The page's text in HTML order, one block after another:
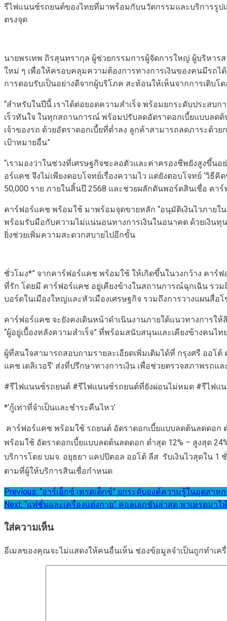
รีไฟแนนซ์รถยนต์ของไทยที่มาพร้อมกับนวัตกรรมและบริการรูป
ตรงจุด
นายพรเทพ ถิรสุนทรากุล ผู้ช่วยกรรมการผู้จัดการใหญ่ ผู้บริหา
ใหม่ ๆ เพื่อให้ครอบคลุมความต้องการทางการเงินของคนมีรถไ
การตอบรับเป็นอย่างดีจากผู้บริโภค สะท้อนให้เห็นจากการเติบโ
“สำหรับในปีนี้ เราได้ต่อยอดความสำเร็จ พร้อมยกระดับประสบ
เร็วทันใจ ในทุกสถานการณ์ พร้อมปรับลดอัตราดอกเบี้ยแบบลด
เจ้าของรถ ด้วยอัตราดอกเบี้ยที่ต่ำลง ลูกค้าสามารถลดภาระด้ว
เป้าหมายอื่น”
“เรามองว่าในช่วงที่เศรษฐกิจชะลอตัวและค่าครองชีพยังสูงขึ้นอ
อร์แคช จึงไม่เพียงตอบโจทย์เรื่องความไว แต่ยังตอบโจทย์ ‘วิ
50,000 ราย ภายในสิ้นปี 2568 และช่วยผลักดันพอร์ตสินเชื่อ ค
คาร์ฟอร์แคช พร้อมใช้ มาพร้อมจุดขายหลัก “อนุมัติเงินไวภายใ
พร้อมรับมือกับความไม่แน่นอนทางการเงินในอนาคต ด้วยเงินทุ
ยิ่งช่วยเพิ่มความสะดวกสบายไปอีกขั้น
ชั่วโมง*” จากคาร์ฟอร์แคช พร้อมใช้ ให้เกิดขึ้นในวงกว้าง คาร์
ที่รัก โดยมี คาร์ฟอร์แคช อยู่เคียงข้างในสถานการณ์ฉุกเฉิน รว
บอร์ดในเมืองใหญ่และหัวเมืองเศรษฐกิจ รวมถึงการวางแผน
คาร์ฟอร์แคช จะยังคงเดินหน้าดำเนินงานภายใต้แนวทางการใ
“ผู้อยู่เบื้องหลังความสำเร็จ” ที่พร้อมสนับสนุนและเคียงข้างคน
ผู้ที่สนใจสามารถสอบถามรายละเอียดเพิ่มเติมได้ที่ กรุงศรี ออโต้
แคช เดลิเวอรี’ ส่งที่ปรึกษาทางการเงิน เพื่อช่วยตรวจสภาพร
#รีไฟแนนซ์รถยนต์ #รีไฟแนนซ์รถยนต์ที่ยังผ่อนไม่หมด #รีไฟแ
*‘กู้เท่าที่จำเป็นและชำระคืนไหว’
 คาร์ฟอร์แคช พร้อมใช้ รถยนต์ อัตราดอกเบี้ยแบบลดต้นลดดอก
พร้อมใช้ อัตราดอกเบี้ยแบบลดต้นลดดอก ต่ำสุด 12% – สูงสุด
บริการโดย บมจ. อยุธยา แคปปิตอล ออโต้ ลีส  รับเงินไวสุดใน
ตามที่ผู้ให้บริการสินเชื่อกำหนด
แนะแนว
เรื่อง
Previous: “อาร์เอ็กซ์ เทรดเด็กซ์” ยกระดับองค์ความรู้ในอุตสา
Next: “แฟชั่นและเครื่องแต่งกาย” คอลเลกชันล่าสุด พาเหรดมา
ใส่ความเห็น
อีเมลของคุณจะไม่แสดงให้คนอื่นเห็น ช่องข้อมูลจำเป็นถูกทำเค